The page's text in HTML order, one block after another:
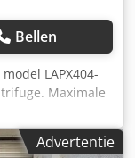
Bellen
LAPX404-
Maximale
dichtheid
van
Advertentie